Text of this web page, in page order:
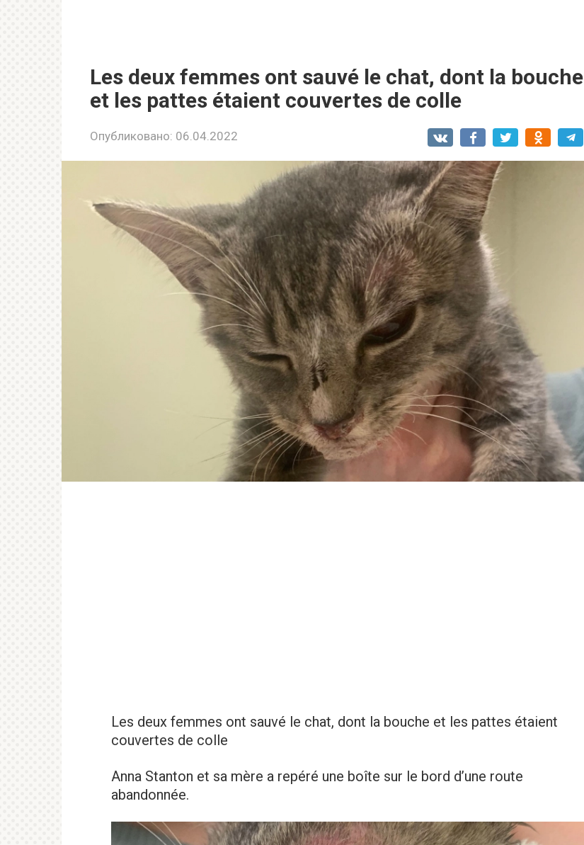
Les deux femmes ont sauvé le chat, dont la bouche
et les pattes étaient couvertes de colle
Опубликовано: 06.04.2022
Les deux femmes ont sauvé le chat, dont la bouche et les pattes étaient
couvertes de colle
Anna Stanton et sa mère a repéré une boîte sur le bord d’une route
abandonnée.